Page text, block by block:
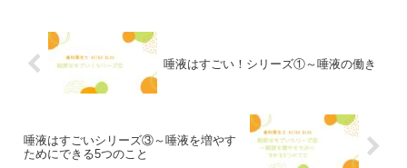
唾液はすごい！シリーズ①～唾液の働き
唾液はすごいシリーズ③～唾液を増やす
ためにできる5つのこと